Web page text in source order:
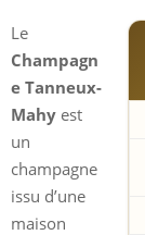
Le
Champagn
e Tanneux-
Mahy est
un
champagne
issu d’une
maison